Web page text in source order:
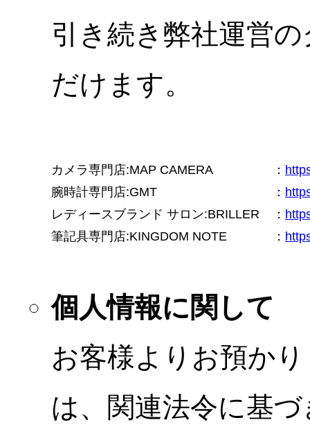
引き続き弊社運営
だけます。
カメラ専門店:MAP CAMERA ：
腕時計専門店:GMT
：
レディースブランド サロン:BRILLER
：
筆記具専門店:KINGDOM NOTE
：
個人情報に関して
お客様よりお預か
は、関連法令に基